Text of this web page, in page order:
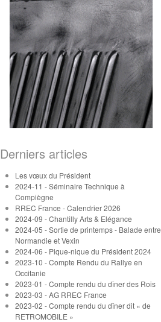
Derniers articles
Les vœux du Président
2024-11 - Séminaire Technique à
Compiègne
RREC France - Calendrier 2026
2024-09 - Chantilly Arts & Elégance
2024-05 - Sortie de printemps - Balade entre
Normandie et Vexin
2024-06 - Pique-nique du Président 2024
2023-10 - Compte Rendu du Rallye en
Occitanie
2023-01 - Compte rendu du dîner des Rois
2023-03 - AG RREC France
2023-02 - Compte rendu du dîner dit « de
RETROMOBILE »